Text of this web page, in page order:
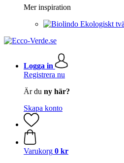
Mer inspiration
Ekologiskt
Logga in
Registrera nu
Är du ny här?
Skapa konto
Varukorg 0 kr